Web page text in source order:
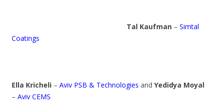
Tal Kaufman – Simtal
Coatings
Ella Kricheli – Aviv PSB & Technologies and Yedidya Moyal
– Aviv CEMS